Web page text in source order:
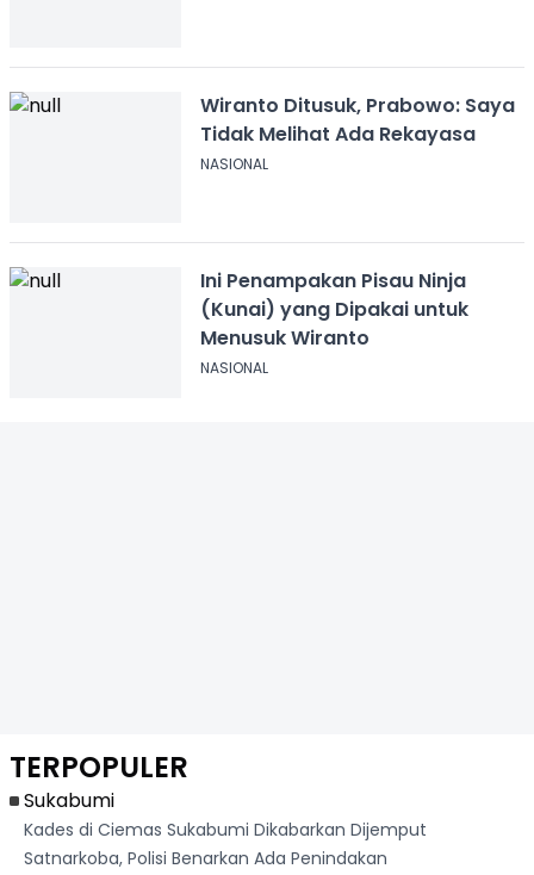
Wiranto Ditusuk, Prabowo: Saya
Tidak Melihat Ada Rekayasa
NASIONAL
Ini Penampakan Pisau Ninja
(Kunai) yang Dipakai untuk
Menusuk Wiranto
NASIONAL
TERPOPULER
Sukabumi
Kades di Ciemas Sukabumi Dikabarkan Dijemput
Satnarkoba, Polisi Benarkan Ada Penindakan